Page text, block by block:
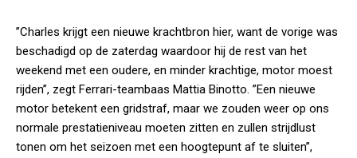
”Charles krijgt een nieuwe krachtbron hier, want de vorige was
beschadigd op de zaterdag waardoor hij de rest van het
weekend met een oudere, en minder krachtige, motor moest
rijden”, zegt Ferrari-teambaas Mattia Binotto. ”Een nieuwe
motor betekent een gridstraf, maar we zouden weer op ons
normale prestatieniveau moeten zitten en zullen strijdlust
tonen om het seizoen met een hoogtepunt af te sluiten”,